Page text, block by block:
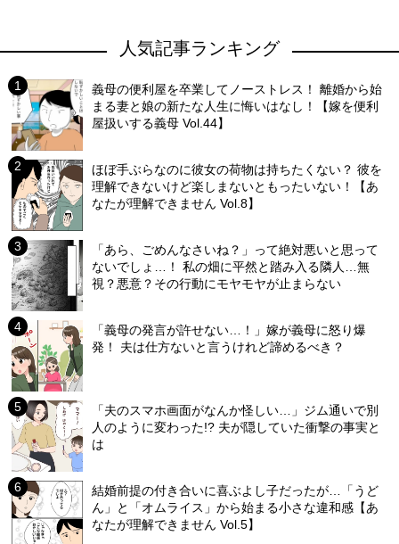
人気記事ランキング
義母の便利屋を卒業してノーストレス！ 離婚から始
まる妻と娘の新たな人生に悔いはなし！【嫁を便利
屋扱いする義母 Vol.44】
ほぼ手ぶらなのに彼女の荷物は持ちたくない？ 彼を
理解できないけど楽しまないともったいない！【あ
なたが理解できません Vol.8】
「あら、ごめんなさいね？」って絶対悪いと思って
ないでしょ…！ 私の畑に平然と踏み入る隣人…無
視？悪意？その行動にモヤモヤが止まらない
「義母の発言が許せない…！」嫁が義母に怒り爆
発！ 夫は仕方ないと言うけれど諦めるべき？
「夫のスマホ画面がなんか怪しい…」ジム通いで別
人のように変わった!? 夫が隠していた衝撃の事実と
は
結婚前提の付き合いに喜ぶよし子だったが…「うど
ん」と「オムライス」から始まる小さな違和感【あ
なたが理解できません Vol.5】